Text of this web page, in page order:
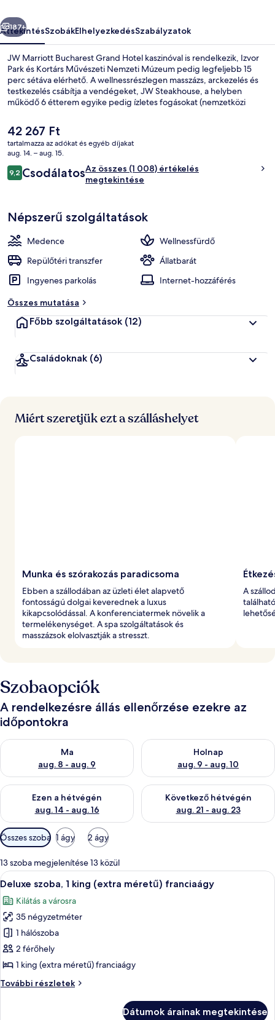
Következő
187+
ÁttekintésSzobákElhelyezkedésSzabályzatok
JW Marriott Bucharest Grand Hotel kaszinóval is rendelkezik, Izvor
Park és Kortárs Művészeti Nemzeti Múzeum pedig legfeljebb 15
perc sétáva elérhető. A wellnessrészlegen masszázs, arckezelés és
testkezelés csábítja a vendégeket, JW Steakhouse, a helyben
működő 6 étterem egyike pedig ízletes fogásokat (nemzetközi
luxusszínvonalú hotel vendégei emellett a következőket is
élvezhetik: beltéri medence, bár/társalgó és fitneszlétesítmény. Más
utazók imádják a hely következó jellemzőit: segítőkész személyzet.
A
jelenlegi
ár
42 267 Ft
tartalmazza az adókat és egyéb díjakat
aug. 14. – aug. 15.
Értékelések
9,29,2 ennyiből: 10
CsodálatosAz összes (1 008) értékelés
megtekintése
Népszerű szolgáltatások
Medence
Wellnessfürdő
Repülőtéri transzfer
Állatbarát
Ingyenes parkolás
Internet-hozzáférés
Összes mutatása
Főbb szolgáltatások (12)
Családoknak (6)
Miért szeretjük ezt a szálláshelyet
Munka és szórakozás paradicsoma
Ebben a szállodában az üzleti élet alapvető
fontosságú dolgai keverednek a luxus
kikapcsolódással. A konferenciatermek növelik a
termelékenységet. A spa szolgáltatások és
masszázsok elolvasztják a stresszt.
A
Szobaopciók
A rendelkezésre állás ellenőrzése ezekre az
időpontokra
Ma
aug. 8 - aug. 9
A ma esti rendelkezésre állás ellenőrzése: aug. 8 - aug. 9
Holnap
aug. 9 - aug. 10
A holnapi rendelkezésre állás
Ezen a hétvégén
aug. 14 - aug. 16
A mostani hétvégi rendelkezésre állás ellenőrzése: aug. 14 -
Következő hétvégén
aug. 21 - aug. 23
A következő hétvégi
Szobákhoz
rendelkezésre
álló
szűrők
Összes szoba 1 ágy 2 ágy
13 szoba megjelenítése 13 közül
A
következő
szoba
összes
képének
megtekintése:
Deluxe
1
Egy szállodai szoba, amelyben egy
13
Deluxe szoba, 1 king (extra méretű) franciaágy
Kilátás a városra
35 négyzetméter
1 hálószoba
2 férőhely
1 king (extra méretű) franciaágy
További részletek
Deluxe
Dátumok árainak megtekintése